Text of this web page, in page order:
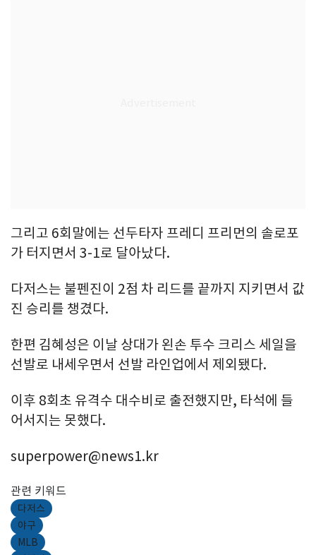
그리고 6회말에는 선두타자 프레디 프리먼의 솔로포
가 터지면서 3-1로 달아났다.
다저스는 불펜진이 2점 차 리드를 끝까지 지키면서 값
진 승리를 챙겼다.
한편 김혜성은 이날 상대가 왼손 투수 크리스 세일을
선발로 내세우면서 선발 라인업에서 제외됐다.
이후 8회초 유격수 대수비로 출전했지만, 타석에 들
어서지는 못했다.
superpower@news1.kr
관련 키워드
다저스
야구
MLB